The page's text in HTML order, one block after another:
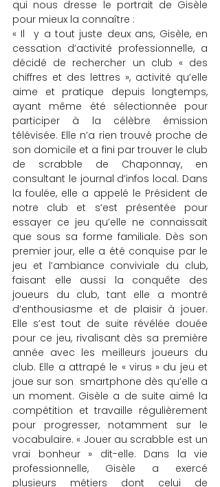
qui nous dresse le portrait de Gisèle
pour mieux la connaître :
« Il  y a tout juste deux ans, Gisèle, en
cessation d’activité professionnelle, a
décidé de rechercher un club « des
chiffres et des lettres », activité qu’elle
aime et pratique depuis longtemps,
ayant même été sélectionnée pour
participer à la célèbre émission
télévisée. Elle n’a rien trouvé proche de
son domicile et a fini par trouver le club
de scrabble de Chaponnay, en
consultant le journal d’infos local. Dans
la foulée, elle a appelé le Président de
notre club et s’est présentée pour
essayer ce jeu qu’elle ne connaissait
que sous sa forme familiale. Dès son
premier jour, elle a été conquise par le
jeu et l’ambiance conviviale du club,
faisant elle aussi la conquête des
joueurs du club, tant elle a montré
d’enthousiasme et de plaisir à jouer.
Elle s’est tout de suite révélée douée
pour ce jeu, rivalisant dès sa première
année avec les meilleurs joueurs du
club. Elle a attrapé le « virus » du jeu et
joue sur son  smartphone dès qu’elle a
un moment. Gisèle a de suite aimé la
compétition et travaille régulièrement
pour progresser, notamment sur le
vocabulaire. « Jouer au scrabble est un
vrai bonheur » dit-elle. Dans la vie
professionnelle, Gisèle a exercé
plusieurs métiers dont celui de